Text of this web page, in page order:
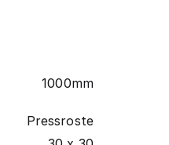
1000mm
Pressroste